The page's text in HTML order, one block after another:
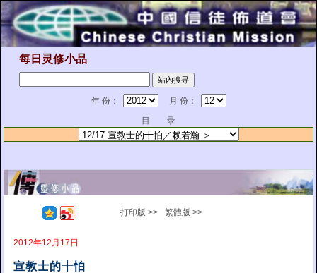
每日灵修小品
年 份：
月 份：
目 录
打印版 >> 繁體版 >>
2012年12月17日
宣教士的十怕